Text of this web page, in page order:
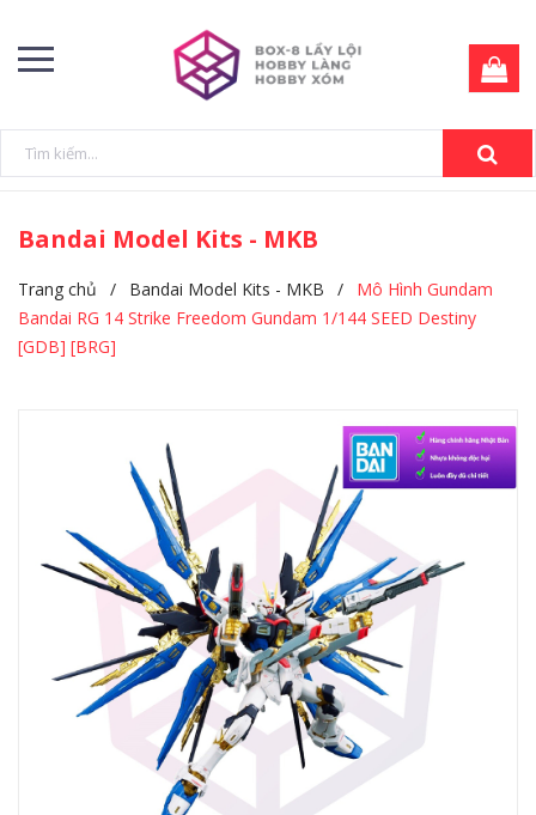
Bandai Model Kits - MKB
Trang chủ / Bandai Model Kits - MKB /
Mô Hình Gundam
Bandai RG 14 Strike Freedom Gundam 1/144 SEED Destiny
[GDB] [BRG]